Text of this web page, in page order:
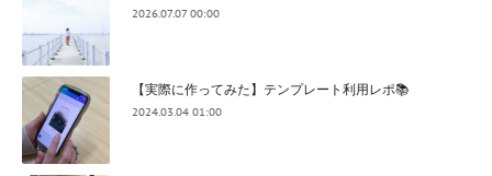
2026.07.07 00:00
【実際に作ってみた】テンプレート利用レポ📚
2024.03.04 01:00